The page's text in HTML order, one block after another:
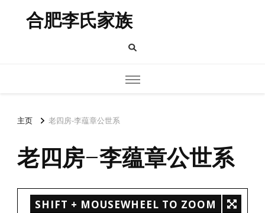
合肥李氏家族
主页 老四房-李蕴章公世系
老四房-李蕴章公世系
SHIFT + MOUSEWHEEL TO ZOOM